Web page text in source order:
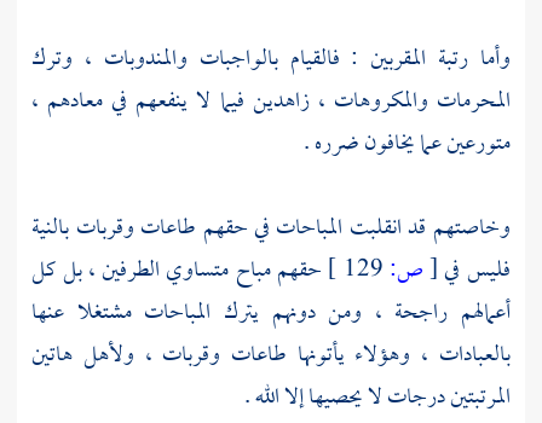
وأما رتبة المقربين : فالقيام بالواجبات والمندوبات ، وترك
المحرمات والمكروهات ، زاهدين فيما لا ينفعهم في معادهم ،
متورعين عما يخافون ضرره .
وخاصتهم قد انقلبت المباحات في حقهم طاعات وقربات بالنية
فليس في[ص:
حقهم مباح متساوي الطرفين ، بل كل
أعمالهم راجحة ، ومن دونهم يترك المباحات مشتغلا عنها
بالعبادات ، وهؤلاء يأتونها طاعات وقربات ، ولأهل هاتين
المرتبتين درجات لا يحصيها إلا الله .